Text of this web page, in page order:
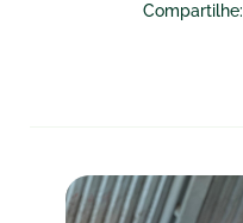
Compartilhe: